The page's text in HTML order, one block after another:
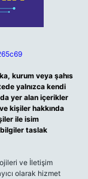
kurum veya şahıs
yalnızca kendi
yer alan içerikler
kişiler hakkında
ile isim
taslak
ve İletişim
olarak hizmet